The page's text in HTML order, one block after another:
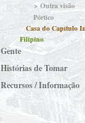
> Outra visão
Pórtico
Casa do Capítulo
Filipino
Gente
Histórias de Tomar
Recursos / Informação